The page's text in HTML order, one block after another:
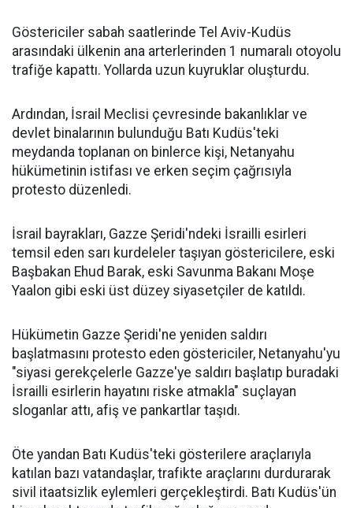
Göstericiler sabah saatlerinde Tel Aviv-Kudüs
arasındaki ülkenin ana arterlerinden 1 numaralı otoyolu
trafiğe kapattı. Yollarda uzun kuyruklar oluşturdu.
Ardından, İsrail Meclisi çevresinde bakanlıklar ve
devlet binalarının bulunduğu Batı Kudüs'teki
meydanda toplanan on binlerce kişi, Netanyahu
hükümetinin istifası ve erken seçim çağrısıyla
protesto düzenledi.
İsrail bayrakları, Gazze Şeridi'ndeki İsrailli esirleri
temsil eden sarı kurdeleler taşıyan göstericilere, eski
Başbakan Ehud Barak, eski Savunma Bakanı Moşe
Yaalon gibi eski üst düzey siyasetçiler de katıldı.
Hükümetin Gazze Şeridi'ne yeniden saldırı
başlatmasını protesto eden göstericiler, Netanyahu'yu
"siyasi gerekçelerle Gazze'ye saldırı başlatıp buradaki
İsrailli esirlerin hayatını riske atmakla" suçlayan
sloganlar attı, afiş ve pankartlar taşıdı.
Öte yandan Batı Kudüs'teki gösterilere araçlarıyla
katılan bazı vatandaşlar, trafikte araçlarını durdurarak
sivil itaatsizlik eylemleri gerçekleştirdi. Batı Kudüs'ün